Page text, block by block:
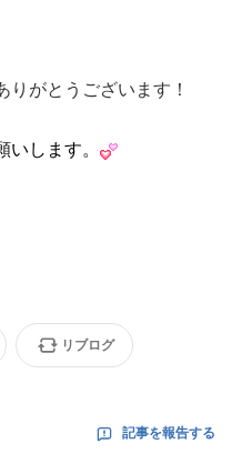
りがとうございます！
します。
リブログ
記事を報告する